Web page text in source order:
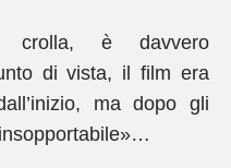
crolla, è davvero
di vista, il film era
ma dopo gli